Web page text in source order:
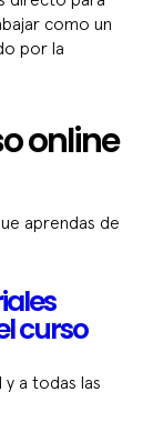
como un
por la
online
aprendas de
curso
y a todas las